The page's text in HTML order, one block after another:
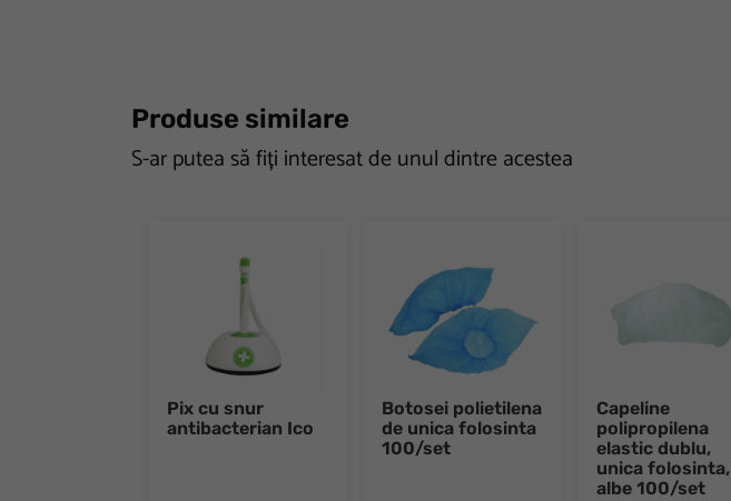
Produse similare
S-ar putea să fiți interesat de unul dintre acestea
Pix cu snur
antibacterian Ico
Botosei polietilena
de unica folosinta
100/set
Capeline
polipropilena
elastic dublu,
unica folosinta,
albe 100/set